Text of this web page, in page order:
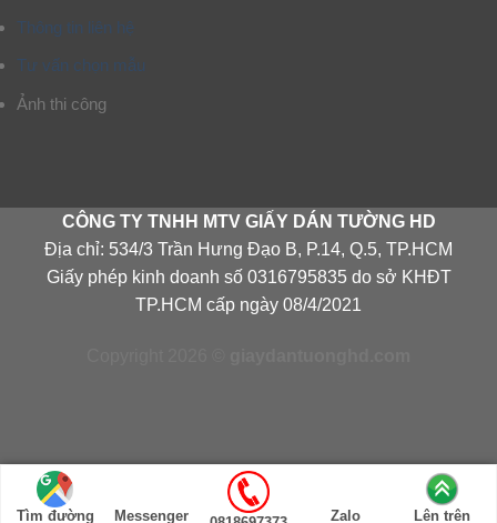
Thông tin liên hệ
Tư vấn chọn mẫu
Ảnh thi công
CÔNG TY TNHH MTV GIẤY DÁN TƯỜNG HD
Địa chỉ: 534/3 Trần Hưng Đạo B, P.14, Q.5, TP.HCM
Giấy phép kinh doanh số 0316795835 do sở KHĐT
TP.HCM cấp ngày 08/4/2021
Tìm đường Messenger Zalo Lên trên